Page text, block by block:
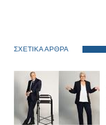
ΣΧΕΤΙΚΑ ΑΡΘΡΑ